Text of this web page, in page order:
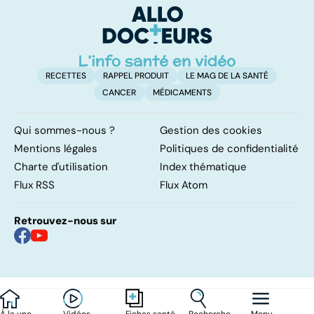
RECETTES RAPPEL PRODUIT
LE MAG DE LA SANTÉ
CANCER
MÉDICAMENTS
Qui sommes-nous ?
Gestion des cookies
Mentions légales
Politiques de confidentialité
Charte d'utilisation
Index thématique
Flux RSS
Flux Atom
Retrouvez-nous sur